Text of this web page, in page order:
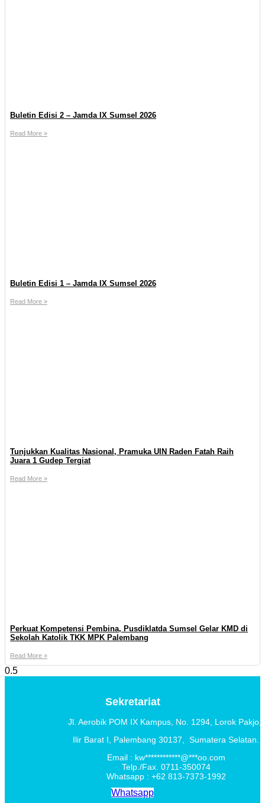
Buletin Edisi 2 – Jamda IX Sumsel 2026
Read More »
Buletin Edisi 1 – Jamda IX Sumsel 2026
Read More »
Tunjukkan Kualitas Nasional, Pramuka UIN Raden Fatah Raih
Juara 1 Gudep Tergiat
Read More »
Perkuat Kompetensi Pembina, Pusdiklatda Sumsel Gelar KMD di
Sekolah Katolik TKK MPK Palembang
Read More »
Sekretariat
Jl. Aerobik POM IX Kampus, No. 1294 , Lorok Pakjo,
Ilir Barat I, Palembang 30137,Sumatera Selatan.
Email : kw************@***oo.com
Telp./Fax. 0711-350074
Whatsapp : +62 813-7373-1992
Whatsapp